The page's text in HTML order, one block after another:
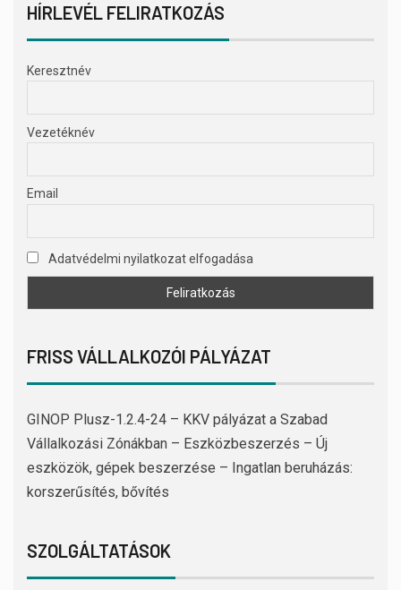
HÍRLEVÉL FELIRATKOZÁS
Keresztnév
Vezetéknév
Email
Adatvédelmi nyilatkozat elfogadása
FRISS VÁLLALKOZÓI PÁLYÁZAT
GINOP Plusz-1.2.4-24 – KKV pályázat a Szabad
Vállalkozási Zónákban – Eszközbeszerzés – Új
eszközök, gépek beszerzése – Ingatlan beruházás:
korszerűsítés, bővítés
SZOLGÁLTATÁSOK